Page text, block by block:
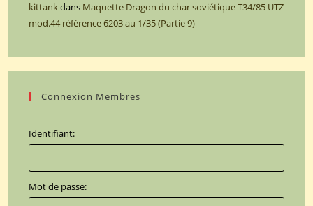
kittankdans Maquette Dragon du char soviétique T34/85 UTZ
mod.44 référence 6203 au 1/35 (Partie 9)
Connexion Membres
Identifiant:
Mot de passe: